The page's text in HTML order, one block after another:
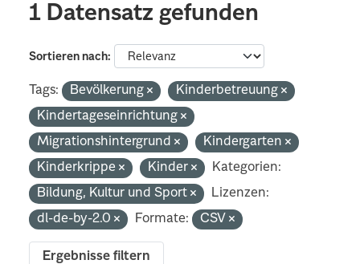
1 Datensatz gefunden
Sortieren nach
Tags: Bevölkerung
Kinderbetreuung
Kindertageseinrichtung
Migrationshintergrund
Kindergarten
Kinderkrippe
Kinder
Kategorien:
Bildung, Kultur und Sport
Lizenzen:
dl-de-by-2.0
Formate: CSV
Ergebnisse filtern